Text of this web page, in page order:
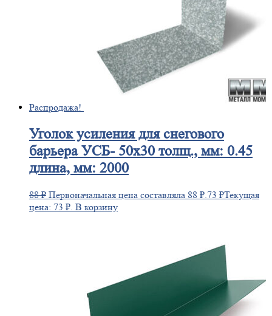
Распродажа!
Уголокусиления для снегового
барьера УСБ- 50х30 толщ., мм: 0.45
длина, мм: 2000
88₽ Первоначальная цена составляла 88 ₽.73 ₽Текущая
цена: 73 ₽. В корзину